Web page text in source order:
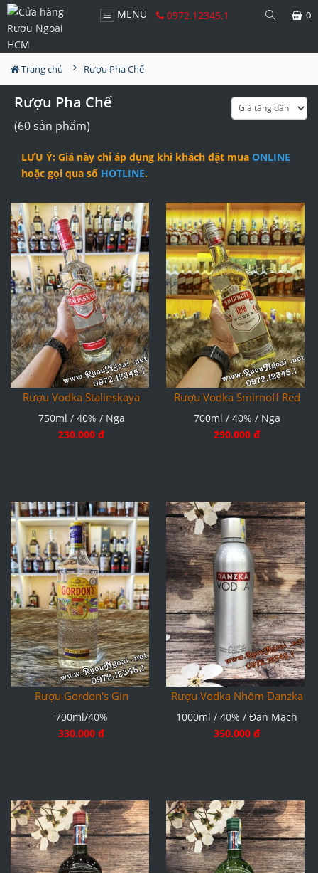
MENU 0972.12345.1 0
Trang chủ Rượu Pha Chế
Rượu Pha Chế
(60 sản phẩm)
LƯU Ý: Giá này chỉ áp dụng khi khách đặt mua ONLINE
hoặc gọi qua số HOTLINE.
Rượu Vodka Stalinskaya
750ml / 40% / Nga
230.000 đ
Rượu Vodka Smirnoff Red
700ml / 40% / Nga
290.000 đ
Rượu Gordon's Gin
700ml/40%
330.000 đ
Rượu Vodka Nhôm Danzka
1000ml / 40% / Đan Mạch
350.000 đ